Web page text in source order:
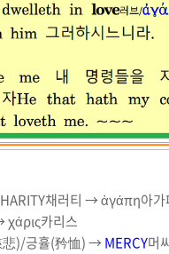
채러티 →ἀγάπη아가
χάρις카리스
)/긍휼(矜恤)→MERCY머